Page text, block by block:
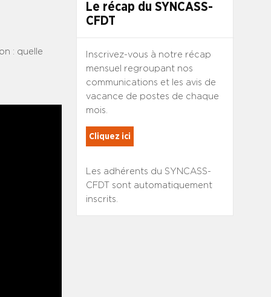
: quelle
Le récap du SYNCASS-
CFDT
Inscrivez-vous à notre récap
mensuel regroupant nos
communications et les avis de
vacance de postes de chaque
mois.
Cliquez ici
Les adhérents du SYNCASS-
CFDT sont automatiquement
inscrits.